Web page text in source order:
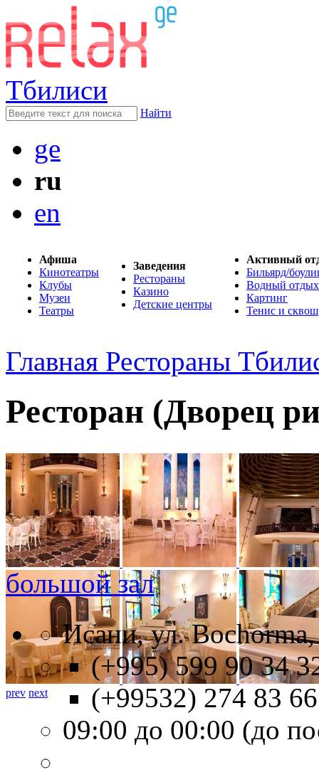
Тбилиси
Найти
ge
ru
en
Афиша
Кинотеатры
Клубы
Музеи
Театры
Заведения
Рестораны
Казино
Детские центры
Активный
Бильярд/
Водный отдых
Картинг
Тенис и сквош
Главная Рестораны
Ресторан (Дворец
prev next
большой зал
Исани, ул.
(+995) 599 90 34
(+99532) 274 83 66
09:00 до 00:00 (до